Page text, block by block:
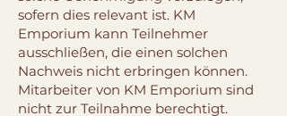
sofern dies relevant ist. KM
Emporium kann Teilnehmer
ausschließen, die einen solchen
Nachweis nicht erbringen können.
Mitarbeiter von KM Emporium sind
nicht zur Teilnahme berechtigt.